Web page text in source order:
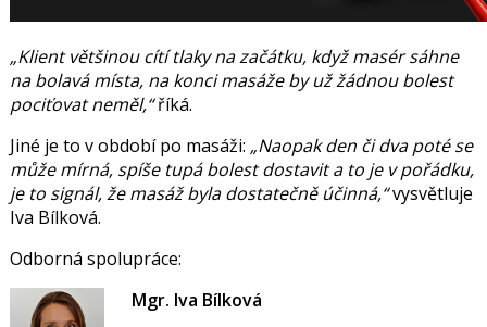
„Klient většinou cítí tlaky na začátku, když masér sáhne
na bolavá místa, na konci masáže by už žádnou bolest
pociťovat neměl,“říká.
Jiné je to v období po masáži: „Naopak den či dva poté se
může mírná, spíše tupá bolest dostavit a to je v pořádku,
je to signál, že masáž byla dostatečně účinná,“vysvětluje
Iva Bílková.
Odborná spolupráce:
Mgr. Iva Bílková